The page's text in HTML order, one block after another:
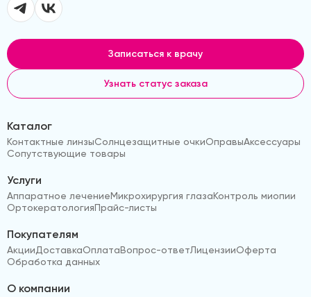
Записаться к врачу
Узнать статус заказа
Каталог
Контактные линзыСолнцезащитные очкиОправыАксессуары
Сопутствующие товары
Услуги
Аппаратное лечениеМикрохирургия глазаКонтроль миопии
ОртокератологияПрайс-листы
Покупателям
АкцииДоставкаОплатаВопрос-ответЛицензииОферта
Обработка данных
О компании